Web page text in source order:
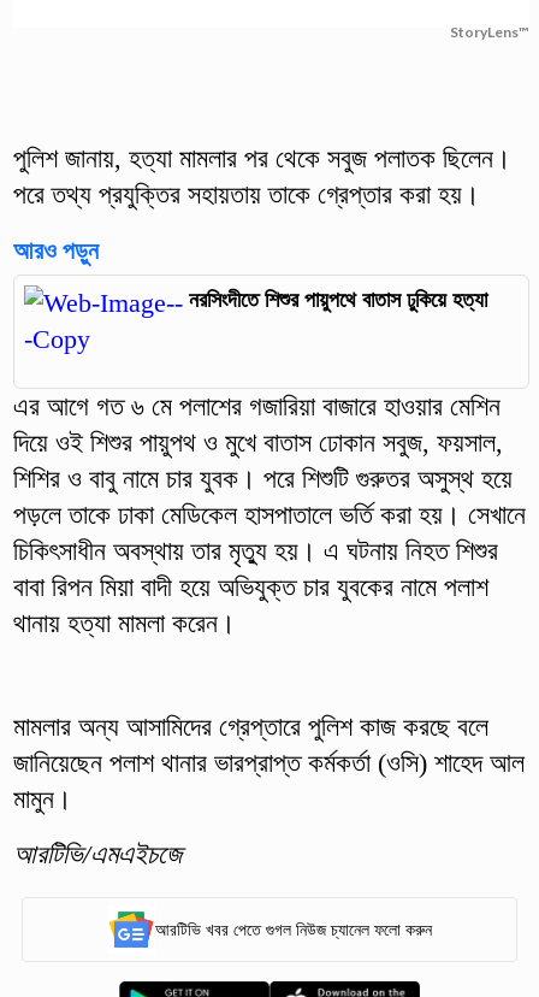
StoryLens™
পুলিশ জানায়, হত্যা মামলার পর থেকে সবুজ পলাতক ছিলেন।
পরে তথ্য প্রযুক্তির সহায়তায় তাকে গ্রেপ্তার করা হয়।
আরও পড়ুন
নরসিংদীতে শিশুর পায়ুপথে বাতাস ঢুকিয়ে হত্যা
এর আগে গত ৬ মে পলাশের গজারিয়া বাজারে হাওয়ার মেশিন
দিয়ে ওই শিশুর পায়ুপথ ও মুখে বাতাস ঢোকান সবুজ, ফয়সাল,
শিশির ও বাবু নামে চার যুবক। পরে শিশুটি গুরুতর অসুস্থ হয়ে
পড়লে তাকে ঢাকা মেডিকেল হাসপাতালে ভর্তি করা হয়। সেখানে
চিকিৎসাধীন অবস্থায় তার মৃত্যু হয়। এ ঘটনায় নিহত শিশুর
বাবা রিপন মিয়া বাদী হয়ে অভিযুক্ত চার যুবকের নামে পলাশ
থানায় হত্যা মামলা করেন।
মামলার অন্য আসামিদের গ্রেপ্তারে পুলিশ কাজ করছে বলে
জানিয়েছেন পলাশ থানার ভারপ্রাপ্ত কর্মকর্তা (ওসি) শাহেদ আল
মামুন।
আরটিভি/এমএইচজে
আরটিভি খবর পেতে গুগল নিউজ চ্যানেল ফলো করুন